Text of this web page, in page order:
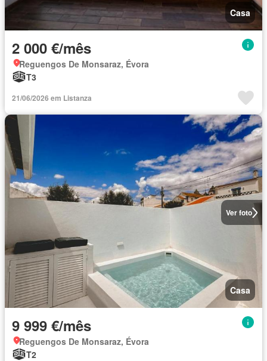
Casa
2 000 €/mês
Reguengos De Monsaraz, Évora
T3
21/06/2026 em Listanza
Ver foto
Casa
9 999 €/mês
Reguengos De Monsaraz, Évora
T2